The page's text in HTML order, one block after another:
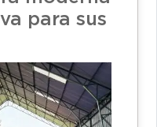
para sus